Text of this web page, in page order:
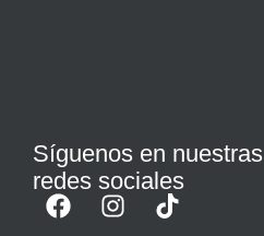
Síguenos en nuestras
redes sociales